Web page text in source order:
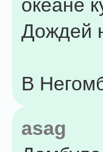
океане
Дождей
В
asag